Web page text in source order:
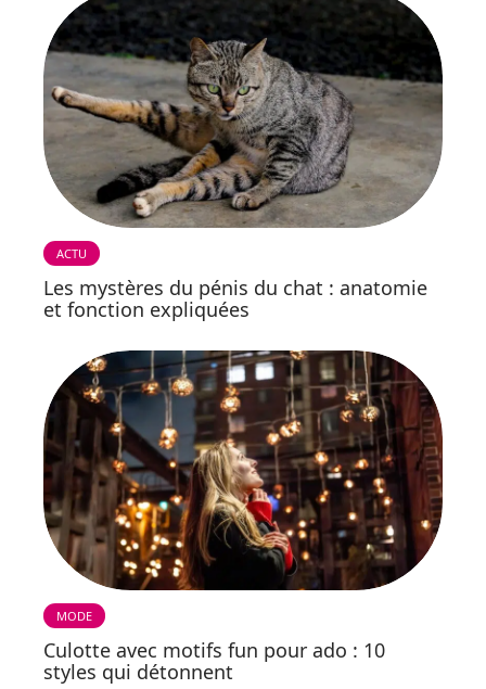
ACTU
Les mystères du pénis du chat : anatomie
et fonction expliquées
MODE
Culotte avec motifs fun pour ado : 10
styles qui détonnent